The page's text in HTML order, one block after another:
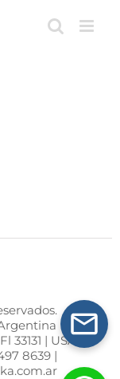
33131 | USA
8639 |